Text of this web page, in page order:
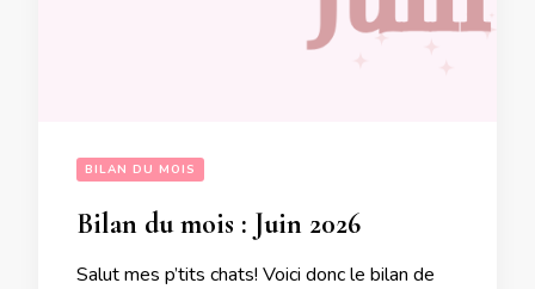
BILAN DU MOIS
Bilan du mois : Juin 2026
Salut mes p’tits chats! Voici donc le bilan de